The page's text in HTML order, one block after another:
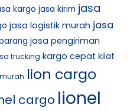
kargo jasa kirim jasa
jasa logistik murah jasa
jasa pengiriman
trucking kargo cepat kilat
lion cargo
cargo lionel